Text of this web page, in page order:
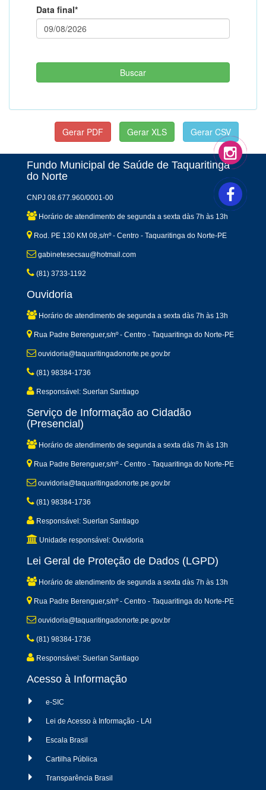
Data final*
Fundo Municipal de Saúde de Taquaritinga
do Norte
CNPJ 08.677.960/0001-00
Horário de atendimento de segunda a sexta dàs 7h às 13h
Rod. PE 130 KM 08,s/nº - Centro - Taquaritinga do Norte-PE
gabinetesecsau@hotmail.com
(81) 3733-1192
Ouvidoria
Horário de atendimento de segunda a sexta dàs 7h às 13h
Rua Padre Berenguer,s/nº - Centro - Taquaritinga do Norte-PE
ouvidoria@taquaritingadonorte.pe.gov.br
(81) 98384-1736
Responsável: Suerlan Santiago
Serviço de Informação ao Cidadão
(Presencial)
Horário de atendimento de segunda a sexta dàs 7h às 13h
Rua Padre Berenguer,s/nº - Centro - Taquaritinga do Norte-PE
ouvidoria@taquaritingadonorte.pe.gov.br
(81) 98384-1736
Responsável: Suerlan Santiago
Unidade responsável: Ouvidoria
Lei Geral de Proteção de Dados (LGPD)
Horário de atendimento de segunda a sexta dàs 7h às 13h
Rua Padre Berenguer,s/nº - Centro - Taquaritinga do Norte-PE
ouvidoria@taquaritingadonorte.pe.gov.br
(81) 98384-1736
Responsável: Suerlan Santiago
Acesso à Informação
e-SIC
Lei de Acesso à Informação - LAI
Escala Brasil
Cartilha Pública
Transparência Brasil